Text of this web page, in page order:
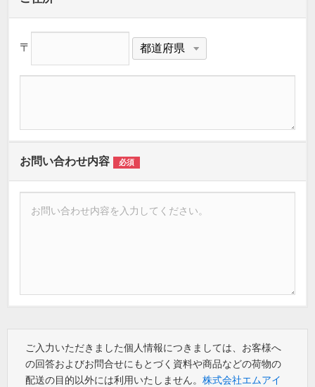
〒
お問い合わせ内容 必須
ご入力いただきました個人情報につきましては、お客様へ
の回答およびお問合せにもとづく資料や商品などの荷物の
配送の目的以外には利用いたしません。 株式会社エムアイ